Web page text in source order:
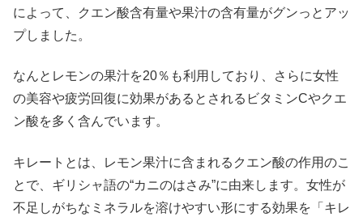
によって、クエン酸含有量や果汁の含有量がグンっとアッ
プしました。
なんとレモンの果汁を20％も利用しており、さらに女性
の美容や疲労回復に効果があるとされるビタミンCやクエ
ン酸を多く含んでいます。
キレートとは、レモン果汁に含まれるクエン酸の作用のこ
とで、ギリシャ語の“カニのはさみ”に由来します。女性が
不足しがちなミネラルを溶けやすい形にする効果を「キレ